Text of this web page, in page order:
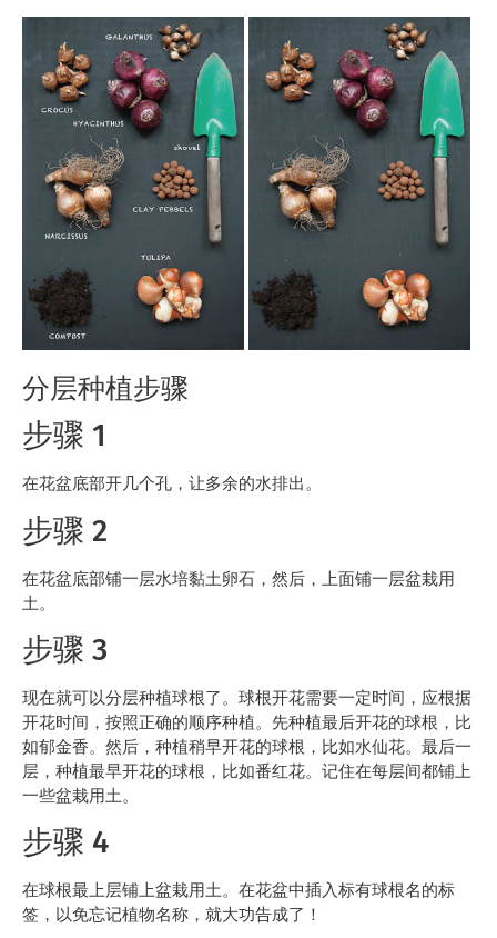
分层种植步骤
步骤 1
在花盆底部开几个孔，让多余的水排出。
步骤 2
在花盆底部铺一层水培黏土卵石，然后，上面铺一层盆栽用
土。
步骤 3
现在就可以分层种植球根了。球根开花需要一定时间，应根据
开花时间，按照正确的顺序种植。先种植最后开花的球根，比
如郁金香。然后，种植稍早开花的球根，比如水仙花。最后一
层，种植最早开花的球根，比如番红花。记住在每层间都铺上
一些盆栽用土。
步骤 4
在球根最上层铺上盆栽用土。在花盆中插入标有球根名的标
签，以免忘记植物名称，就大功告成了！